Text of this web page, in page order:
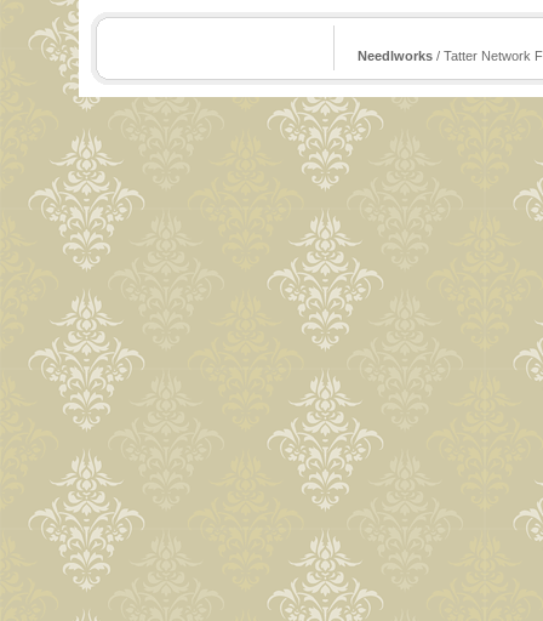
Needlworks / Tatter Network